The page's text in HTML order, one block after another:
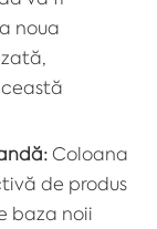
noua
Coloana
de produs
baza noii